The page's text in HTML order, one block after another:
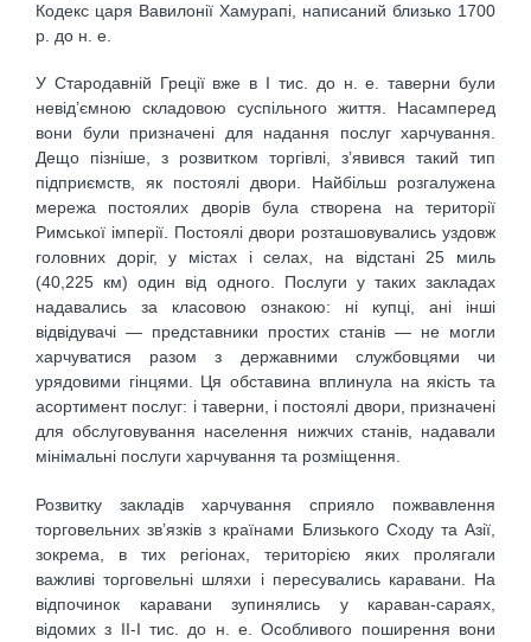
Кодекс царя Вавилонії Хамурапі, написаний близько 1700
р. до н. е.
У Стародавній Греції вже в І тис. до н. е. таверни були
невід’ємною складовою суспільного життя. Насамперед
вони були призначені для надання послуг харчування.
Дещо пізніше, з розвитком торгівлі, з’явився такий тип
підприємств, як постоялі двори. Найбільш розгалужена
мережа постоялих дворів була створена на території
Римської імперії. Постоялі двори розташовувались уздовж
головних доріг, у містах і селах, на відстані 25 миль
(40,225 км) один від одного. Послуги у таких закладах
надавались за класовою ознакою: ні купці, ані інші
відвідувачі — представники простих станів — не могли
харчуватися разом з державними службовцями чи
урядовими гінцями. Ця обставина вплинула на якість та
асортимент послуг: і таверни, і постоялі двори, призначені
для обслуговування населення нижчих станів, надавали
мінімальні послуги харчування та розміщення.
Розвитку закладів харчування сприяло пожвавлення
торговельних зв’язків з країнами Близького Сходу та Азії,
зокрема, в тих регіонах, територією яких пролягали
важливі торговельні шляхи і пересувались каравани. На
відпочинок каравани зупинялись у караван-сараях,
відомих з ІІ-І тис. до н. е. Особливого поширення вони